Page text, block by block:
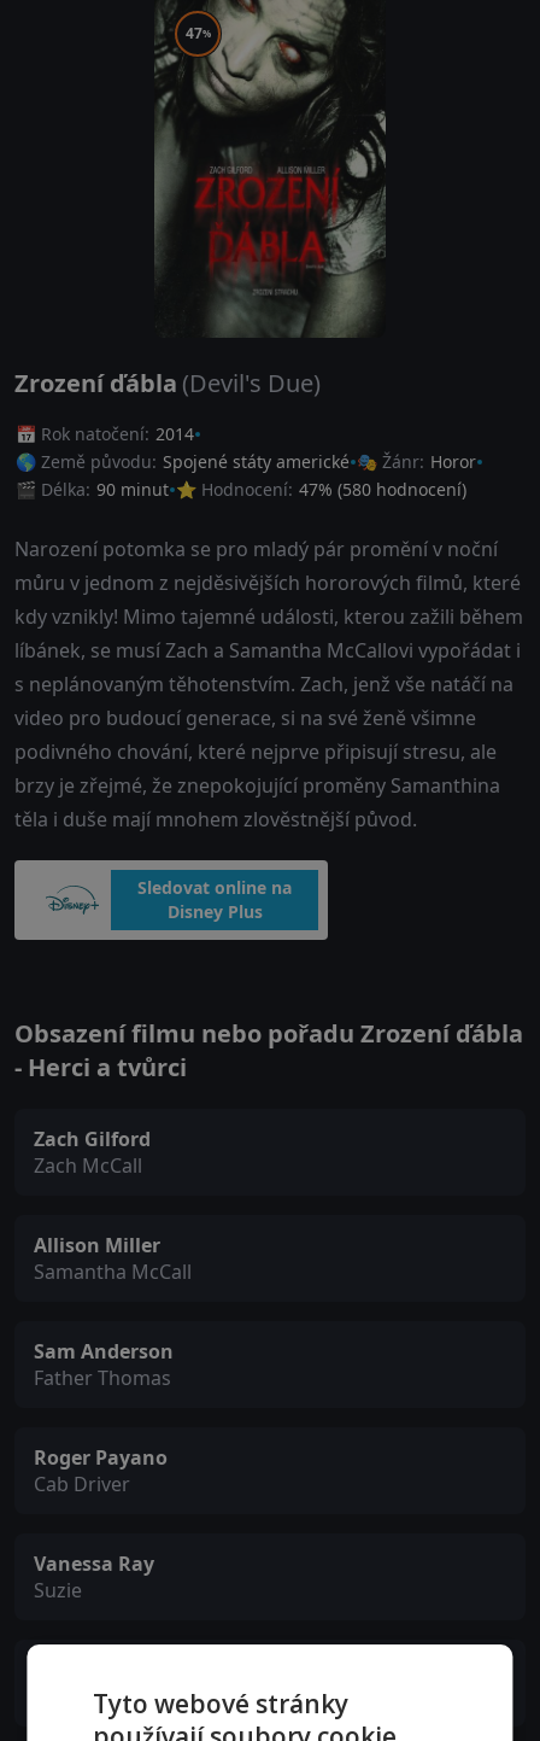
47%
Zrození ďábla (Devil's Due)
📅 Rok natočení: 2014
🌎 Země původu: Spojené státy americké 🎭 Žánr: Horor
🎬 Délka: 90 minut ⭐ Hodnocení: 47% (580 hodnocení)
Narození potomka se pro mladý pár promění v noční
můru v jednom z nejděsivějších hororových filmů, které
kdy vznikly! Mimo tajemné události, kterou zažili během
líbánek, se musí Zach a Samantha McCallovi vypořádat i
s neplánovaným těhotenstvím. Zach, jenž vše natáčí na
video pro budoucí generace, si na své ženě všimne
podivného chování, které nejprve připisují stresu, ale
brzy je zřejmé, že znepokojující proměny Samanthina
těla i duše mají mnohem zlověstnější původ.
Sledovat online na
Disney Plus
Obsazení filmu nebo pořadu Zrození ďábla
- Herci a tvůrci
Zach Gilford
Zach McCall
Allison Miller
Samantha McCall
Sam Anderson
Father Thomas
Roger Payano
Cab Driver
Vanessa Ray
Suzie
Tyto webové stránky